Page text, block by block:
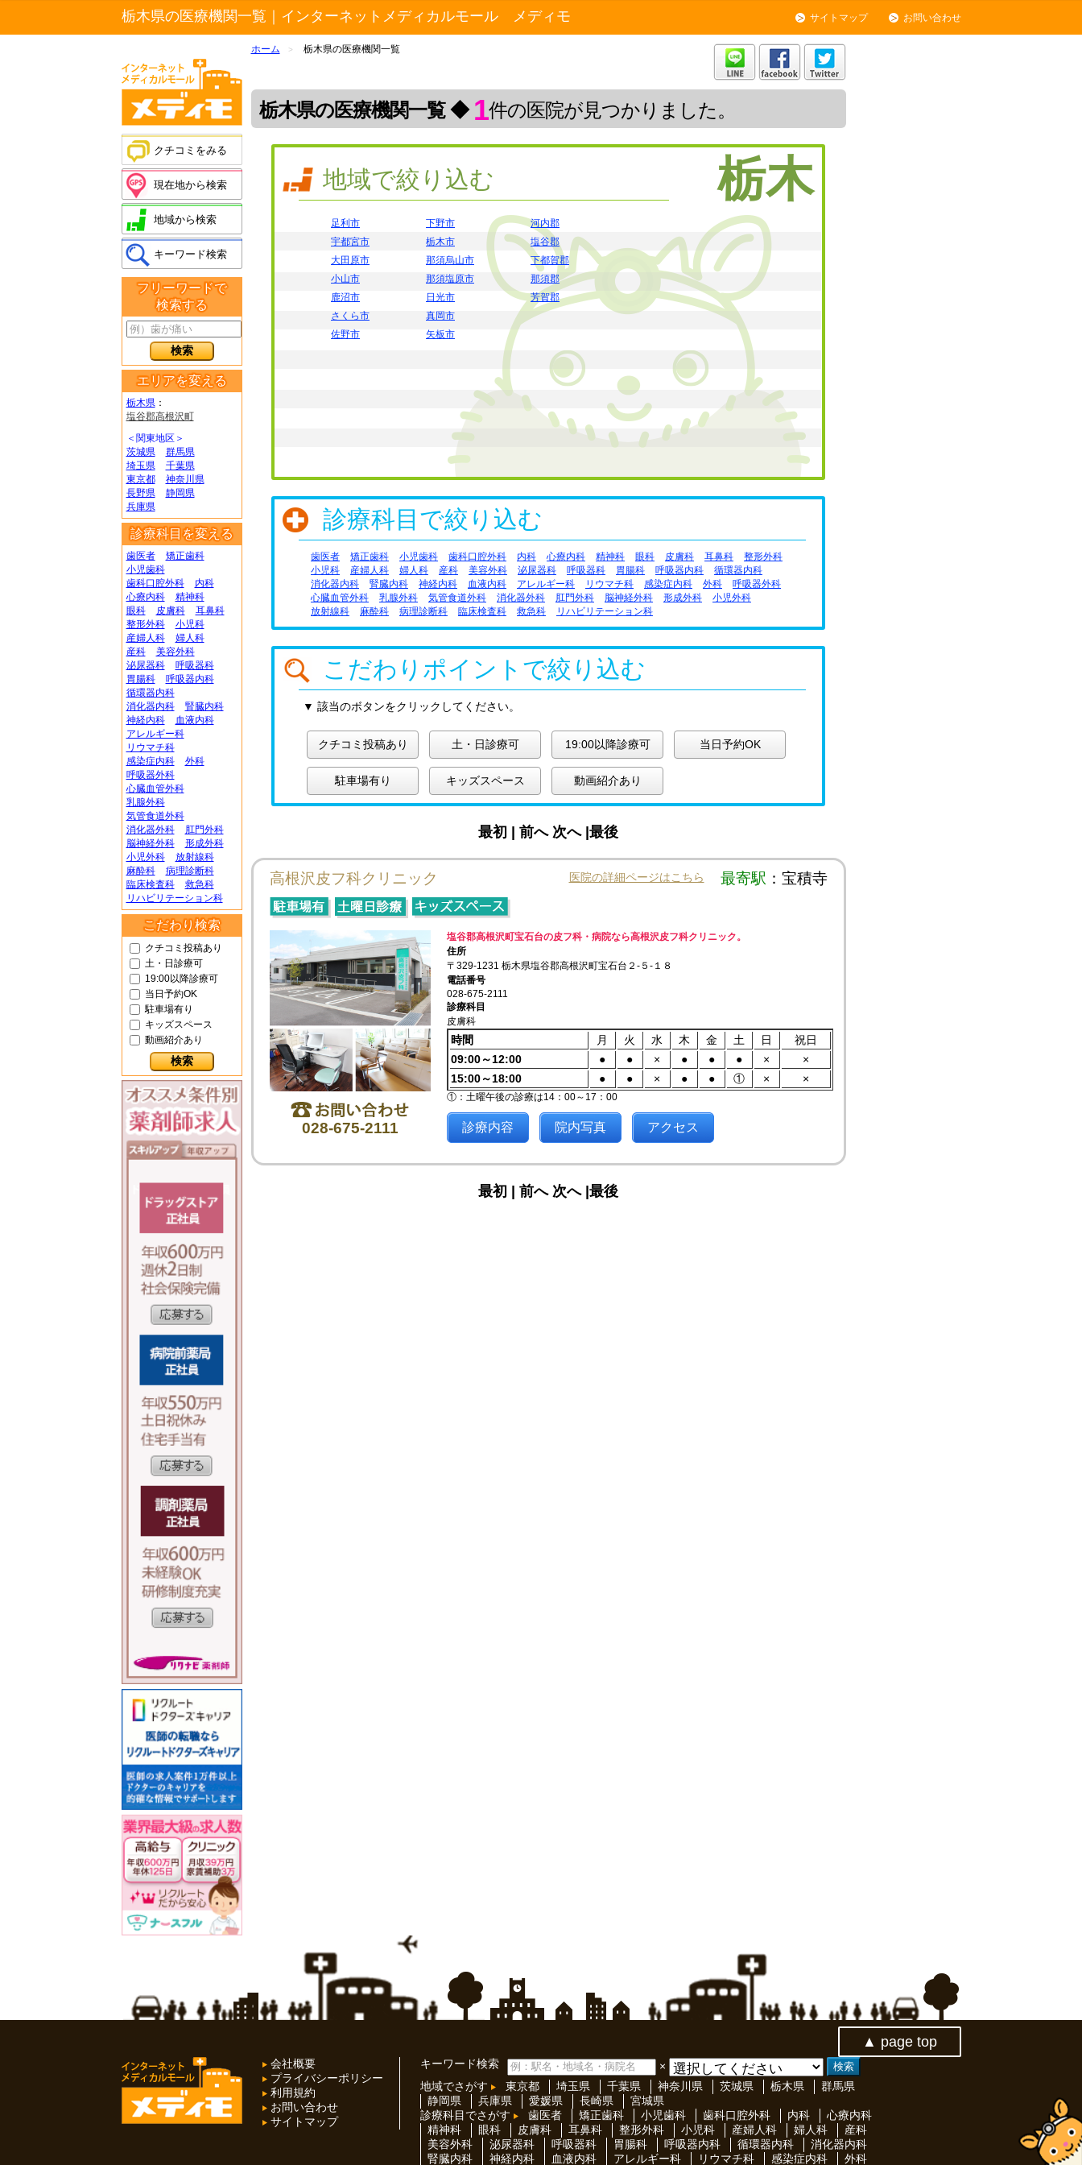
栃木県の医療機関一覧｜インターネットメディカルモール メディモ サイトマップ お問い合わせ
クチコミをみる
現在地から検索
地域から検索
キーワード検索
フリーワードで
検索する
エリアを変える
栃木県：
塩谷郡高根沢町
＜関東地区＞
茨城県
群馬県
埼玉県
千葉県
東京都
神奈川県
長野県
静岡県
兵庫県
診療科目を変える
歯医者
矯正歯科
小児歯科
歯科口腔外科
内科
心療内科
精神科
眼科
皮膚科
耳鼻科
整形外科
小児科
産婦人科
婦人科
産科
美容外科
泌尿器科
呼吸器科
胃腸科
呼吸器内科
循環器内科
消化器内科
腎臓内科
神経内科
血液内科
アレルギー科
リウマチ科
感染症内科
外科
呼吸器外科
心臓血管外科
乳腺外科
気管食道外科
消化器外科
肛門外科
脳神経外科
形成外科
小児外科
放射線科
麻酔科
病理診断科
臨床検査科
救急科
リハビリテーション科
こだわり検索
クチコミ投稿あり
土・日診療可
19:00以降診療可
当日予約OK
駐車場有り
キッズスペース
動画紹介あり
ホーム > 栃木県の医療機関一覧
栃木県の医療機関一覧 ◆ 1件の医院が見つかりました。
地域で絞り込む 栃木
足利市
宇都宮市
大田原市
小山市
鹿沼市
さくら市
佐野市
下野市
栃木市
那須烏山市
那須塩原市
日光市
真岡市
矢板市
河内郡
塩谷郡
下都賀郡
那須郡
芳賀郡
診療科目で絞り込む
歯医者 矯正歯科 小児歯科 歯科口腔外科 内科 心療内科 精神科 眼科 皮膚科 耳鼻科
整形外科
小児科
産婦人科 婦人科 産科 美容外科 泌尿器科 呼吸器科 胃腸科 呼吸器内科
循環器内科
消化器内科
腎臓内科 神経内科 血液内科 アレルギー科 リウマチ科 感染症内科 外科
呼吸器外科
心臓血管外科
乳腺外科 気管食道外科 消化器外科 肛門外科 脳神経外科 形成外科
小児外科
放射線科
麻酔科 病理診断科 臨床検査科 救急科 リハビリテーション科
こだわりポイントで絞り込む
▼ 該当のボタンをクリックしてください。
クチコミ投稿あり 土・日診療可 19:00以降診療可 当日予約OK
駐車場有り キッズスペース 動画紹介あり
最初 | 前へ 次へ|最後
高根沢皮フ科クリニック 最寄駅 ：宝積寺
医院の詳細ページはこちら
028-675-2111
塩谷郡高根沢町宝石台の皮フ科・病院なら高根沢皮フ科クリニック。
住所
〒329-1231 栃木県塩谷郡高根沢町宝石台２-５-１８
電話番号
028-675-2111
診療科目
皮膚科
時間 月 火 水 木 金 土 日
祝日
09:00～12:00
● ● × ● ● ● ×
×
15:00～18:00
● ● × ● ● ① × ×
①：土曜午後の診療は14：00～17：00
診療内容 院内写真 アクセス
最初 | 前へ 次へ|最後
▲ page top
会社概要
プライバシーポリシー
利用規約
お問い合わせ
サイトマップ
キーワード検索
×
地域でさがす
東京都 埼玉県 千葉県 神奈川県 茨城県 栃木県
群馬県
静岡県
兵庫県 愛媛県 長崎県
宮城県
診療科目でさがす
歯医者 矯正歯科 小児歯科 歯科口腔外科 内科
心療内科
精神科
眼科 皮膚科 耳鼻科 整形外科 小児科 産婦人科 婦人科
産科
美容外科
泌尿器科 呼吸器科 胃腸科 呼吸器内科 循環器内科
消化器内科
腎臓内科
神経内科 血液内科 アレルギー科 リウマチ科 感染症内科 外科